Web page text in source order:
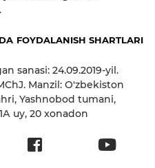
FOYDALANISH SHARTLARI
sanasi: 24.09.2019-yil.
Manzil: O'zbekiston
Yashnobod tumani,
uy, 20 xonadon